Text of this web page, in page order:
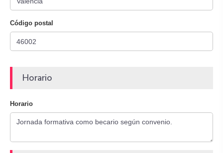
Código postal
Horario
Horario